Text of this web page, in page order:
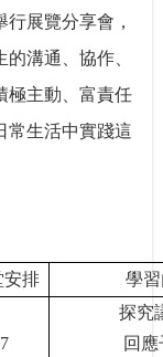
展覽分享會，
溝通、協作、
極主動、富責任
常生活中實踐這
安排 學
7
探究
回